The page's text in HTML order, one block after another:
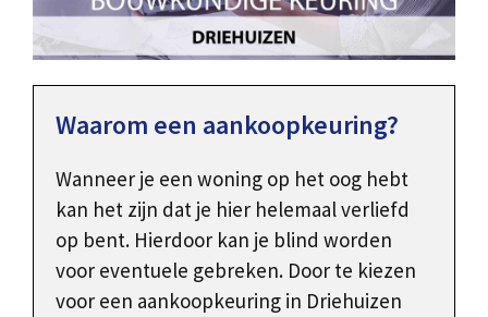
Waarom een aankoopkeuring?
Wanneer je een woning op het oog hebt
kan het zijn dat je hier helemaal verliefd
op bent. Hierdoor kan je blind worden
voor eventuele gebreken. Door te kiezen
voor een aankoopkeuring in Driehuizen